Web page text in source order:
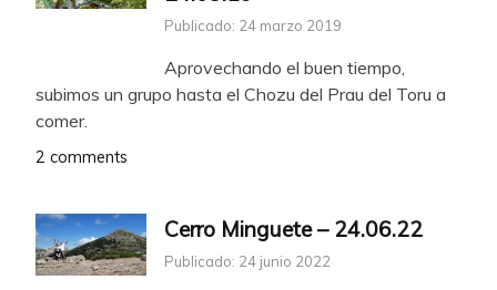
Publicado: 24 marzo 2019
Aprovechando el buen tiempo,
subimos un grupo hasta el Chozu del Prau del Toru a
comer.
2 comments
Cerro Minguete – 24.06.22
Publicado: 24 junio 2022